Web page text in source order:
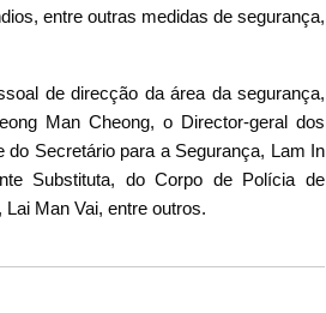
entre outras medidas de segurança,
de direcção da área da segurança,
Man Cheong, o Director-geral dos
Secretário para a Segurança, Lam In
Substituta, do Corpo de Polícia de
Man Vai, entre outros.